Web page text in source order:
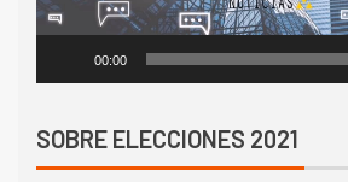
00:00
SOBRE ELECCIONES 2021